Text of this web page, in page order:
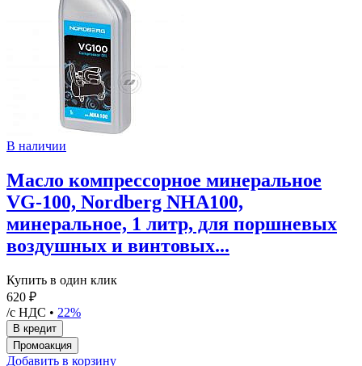
В наличии
Масло компрессорное минеральное
VG-100, Nordberg NHA100,
минеральное, 1 литр, для поршневых
воздушных и винтовых...
Купить в один клик
620 ₽
/с НДС • 22%
Добавить в корзину